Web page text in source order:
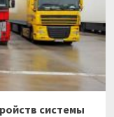
системы